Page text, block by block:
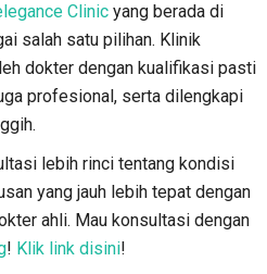
Clinicyang berada di
salah satu pilihan. Klinik
dokter dengan kualifikasi pasti
profesional, serta dilengkapi
lebih rinci tentang kondisi
yang jauh lebih tepat dengan
ahli. Mau konsultasi dengan
! Klik link disini!